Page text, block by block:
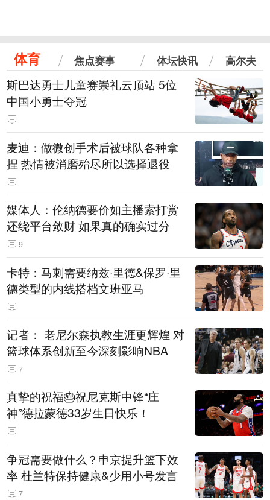
体育 焦点赛事 体坛快讯 高尔夫
斯巴达勇士儿童赛崇礼云顶站 5位
中国小勇士夺冠
麦迪：做微创手术后被球队各种拿
捏 热情被消磨殆尽所以选择退役
媒体人：伦纳德要价如主播索打赏
还绕平台敛财 如果真的确实过分
9
卡特：马刺需要纳兹·里德&保罗·里
德类型的内线搭档文班亚马
记者： 老尼尔森执教生涯更辉煌 对
篮球体系创新至今深刻影响NBA
7
真挚的祝福🎂祝尼克斯中锋“庄
神”德拉蒙德33岁生日快乐！
争冠需要做什么？申京提升篮下效
率 杜兰特保持健康&少用小号发言
7